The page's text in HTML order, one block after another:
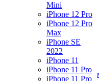
Mini
iPhone 12 Pro
iPhone 12 Pro
Max
iPhone SE
2022
iPhone 11
iPhone 11 Pro
iPhone 11 Pro